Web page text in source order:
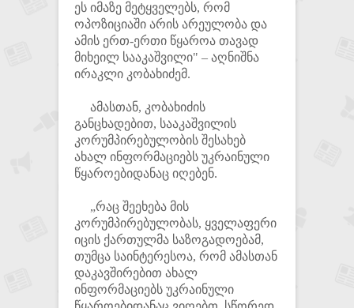
ეს იმაზე მეტყველებს, რომ
ოპოზიციაში არის არეულობა და
ამის ერთ-ერთი წყაროა თავად
მიხეილ სააკაშვილი" – აღნიშნა
ირაკლი კობახიძემ.
ამასთან, კობახიძის
განცხადებით, სააკაშვილის
კორუმპირებულობის შესახებ
ახალ ინფორმაციებს უკრაინული
წყაროებიდანაც იღებენ.
„რაც შეეხება მის
კორუმპირებულობას, ყველაფერი
იცის ქართულმა საზოგადოებამ,
თუმცა საინტერესოა, რომ ამასთან
დაკავშირებით ახალ
ინფორმაციებს უკრაინული